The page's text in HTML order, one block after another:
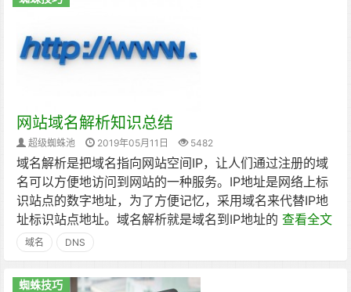
网站域名解析知识总结
超级蜘蛛池 2019年05月11日 5482
域名解析是把域名指向网站空间IP，让人们通过注册的域
名可以方便地访问到网站的一种服务。IP地址是网络上标
识站点的数字地址，为了方便记忆，采用域名来代替IP地
址标识站点地址。域名解析就是域名到IP地址的 查看全文
域名 DNS
蜘蛛技巧